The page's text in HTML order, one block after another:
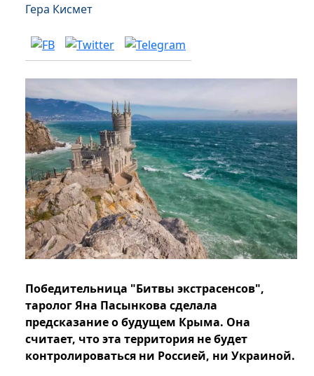
Гера Кисмет
Победительница "Битвы экстрасенсов",
таролог Яна Пасынкова сделала
предсказание о будущем Крыма. Она
считает, что эта территория не будет
контролироваться ни Россией, ни Украиной.